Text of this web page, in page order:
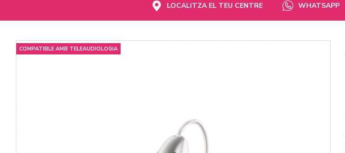
LOCALITZA EL TEU CENTRE WHATSAPP
COMPATIBLE AMB TELEAUDIOLOGIA